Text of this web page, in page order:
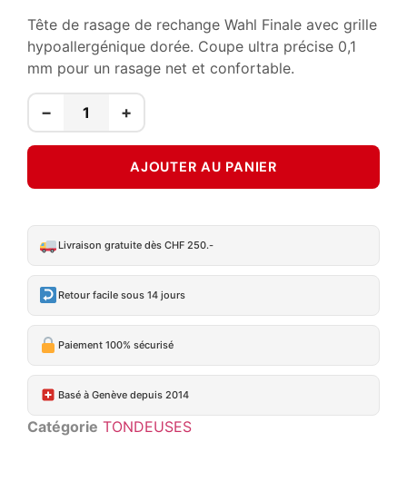
Tête de rasage de rechange Wahl Finale avec grille
hypoallergénique dorée. Coupe ultra précise 0,1
mm pour un rasage net et confortable.
− +
AJOUTER AU PANIER
Livraison gratuite dès CHF 250.-
Retour facile sous 14 jours
Paiement 100% sécurisé
Basé à Genève depuis 2014
Catégorie TONDEUSES